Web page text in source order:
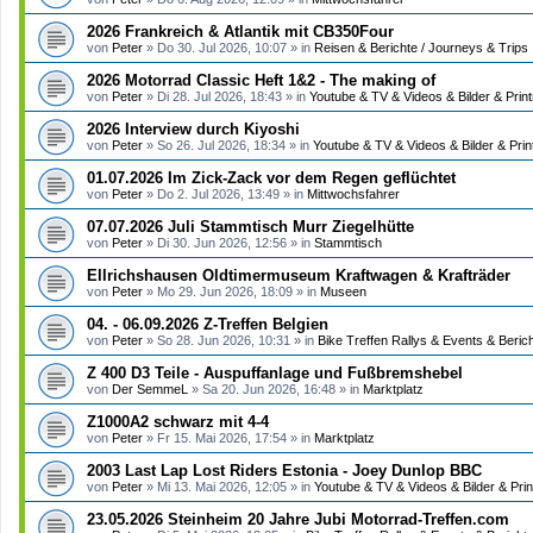
2026 Frankreich & Atlantik mit CB350Four
von Peter » Do 30. Jul 2026, 10:07 » in Reisen & Berichte / Journeys & Trips
2026 Motorrad Classic Heft 1&2 - The making of
von Peter » Di 28. Jul 2026, 18:43 » in Youtube & TV & Videos & Bilder &
2026 Interview durch Kiyoshi
von Peter » So 26. Jul 2026, 18:34 » in Youtube & TV & Videos & Bilder &
01.07.2026 Im Zick-Zack vor dem Regen geflüchtet
von Peter » Do 2. Jul 2026, 13:49 » in Mittwochsfahrer
07.07.2026 Juli Stammtisch Murr Ziegelhütte
von Peter » Di 30. Jun 2026, 12:56 » in Stammtisch
Ellrichshausen Oldtimermuseum Kraftwagen & Krafträder
von Peter » Mo 29. Jun 2026, 18:09 » in Museen
04. - 06.09.2026 Z-Treffen Belgien
von Peter » So 28. Jun 2026, 10:31 » in Bike Treffen Rallys & Events &
Z 400 D3 Teile - Auspuffanlage und Fußbremshebel
von Der SemmeL » Sa 20. Jun 2026, 16:48 » in Marktplatz
Z1000A2 schwarz mit 4-4
von Peter » Fr 15. Mai 2026, 17:54 » in Marktplatz
2003 Last Lap Lost Riders Estonia - Joey Dunlop BBC
von Peter » Mi 13. Mai 2026, 12:05 » in Youtube & TV & Videos & Bilder &
23.05.2026 Steinheim 20 Jahre Jubi Motorrad-Treffen.com